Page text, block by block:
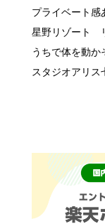
プライベート感
星野リゾート
うちで体を動
スタジオアリ